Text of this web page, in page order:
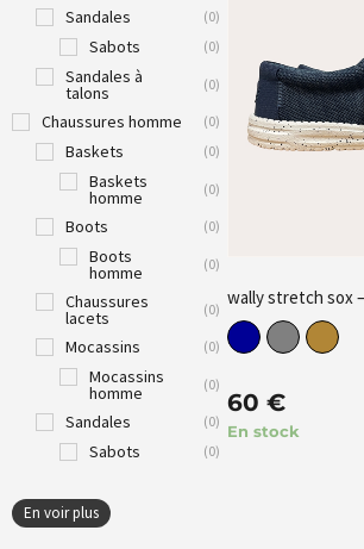
Sandales (0)
Sabots (0)
Sandales à
talons (0)
Chaussures homme (0)
Baskets (0)
Baskets
homme (0)
Boots (0)
Boots
homme (0)
Chaussures
lacets (0)
Mocassins (0)
Mocassins
homme (0)
Sandales (0)
Sabots (0)
En voir plus
wally stretch sox
60€
En stock